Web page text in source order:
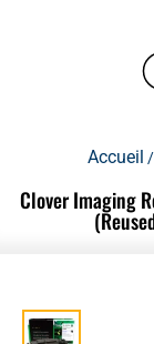
Accueil /
Clover Imaging